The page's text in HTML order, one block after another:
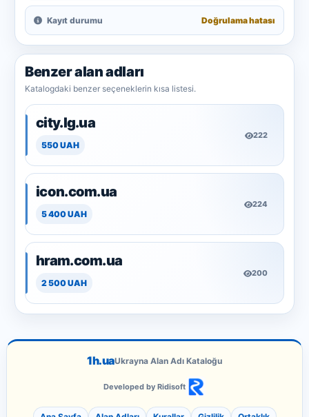
Kayıt durumu Doğrulama hatası
Benzer alan adları
Katalogdaki benzer seçeneklerin kısa listesi.
city.lg.ua
550 UAH
222
icon.com.ua
5 400 UAH
224
hram.com.ua
2 500 UAH
200
1h.uaUkrayna Alan Adı Kataloğu
Developed by Ridisoft